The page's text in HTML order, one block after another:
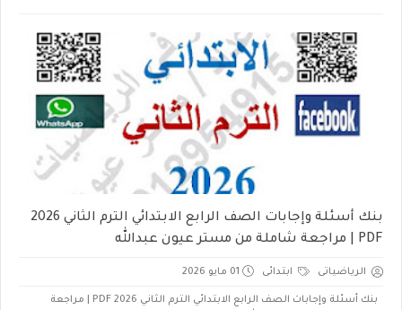
بنك أسئلة وإجابات الصف الرابع الابتدائي الترم الثاني 2026
PDF | مراجعة شاملة من مستر عيون عبدالله
الرياضياتى ابتدائى 01 مايو 2026
بنك أسئلة وإجابات الصف الرابع الابتدائي الترم الثاني 2026 PDF | مراجعة